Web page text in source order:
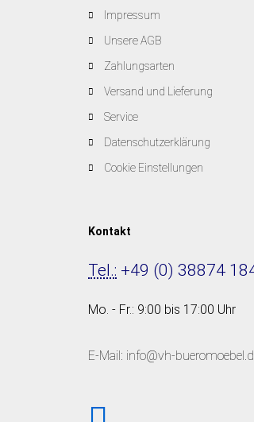
Impressum
Unsere AGB
Zahlungsarten
Versand und Lieferung
Service
Datenschutzerklärung
Cookie Einstellungen
Kontakt
Tel.: +49 (0) 38874
Mo. - Fr.: 9:00 bis 17:00 Uhr
E-Mail: info@vh-